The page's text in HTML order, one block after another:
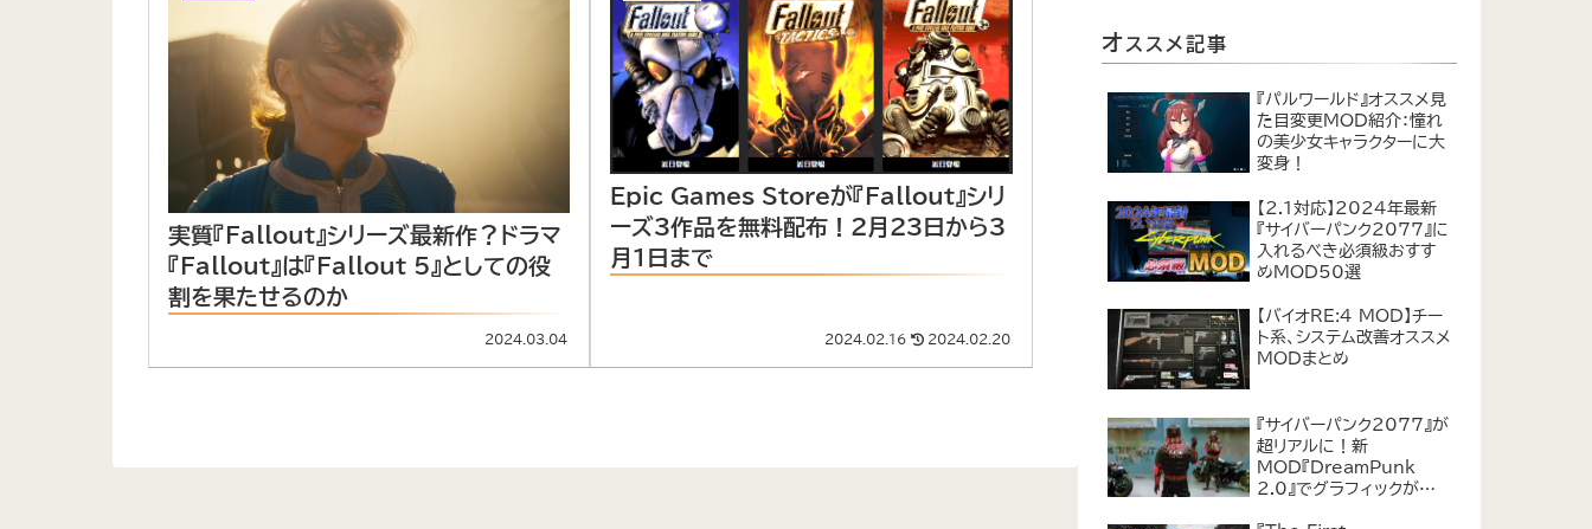
実質『Fallout』シリーズ最新作？ドラマ
『Fallout』は『Fallout 5』としての役
割を果たせるのか
2024.03.04
Epic Games Storeが『Fallout』シリ
ーズ3作品を無料配布！2月23日から3
月1日まで
2024.02.16 2024.02.20
オ ススメ記事
『パルワールド』オススメ見
た目変更MOD紹介：憧れ
の美少女キャラクターに大
変身！
【2.1対応】2024年最新
『サイバーパンク2077』に
入れるべき必須級おすす
めMOD50選
【バイオRE:4 MOD】チー
ト系、システム改善オススメ
MODまとめ
『サイバーパンク2077』が
超リアルに！新
MOD『DreamPunk
2.0』でグラフィックが恐ろ